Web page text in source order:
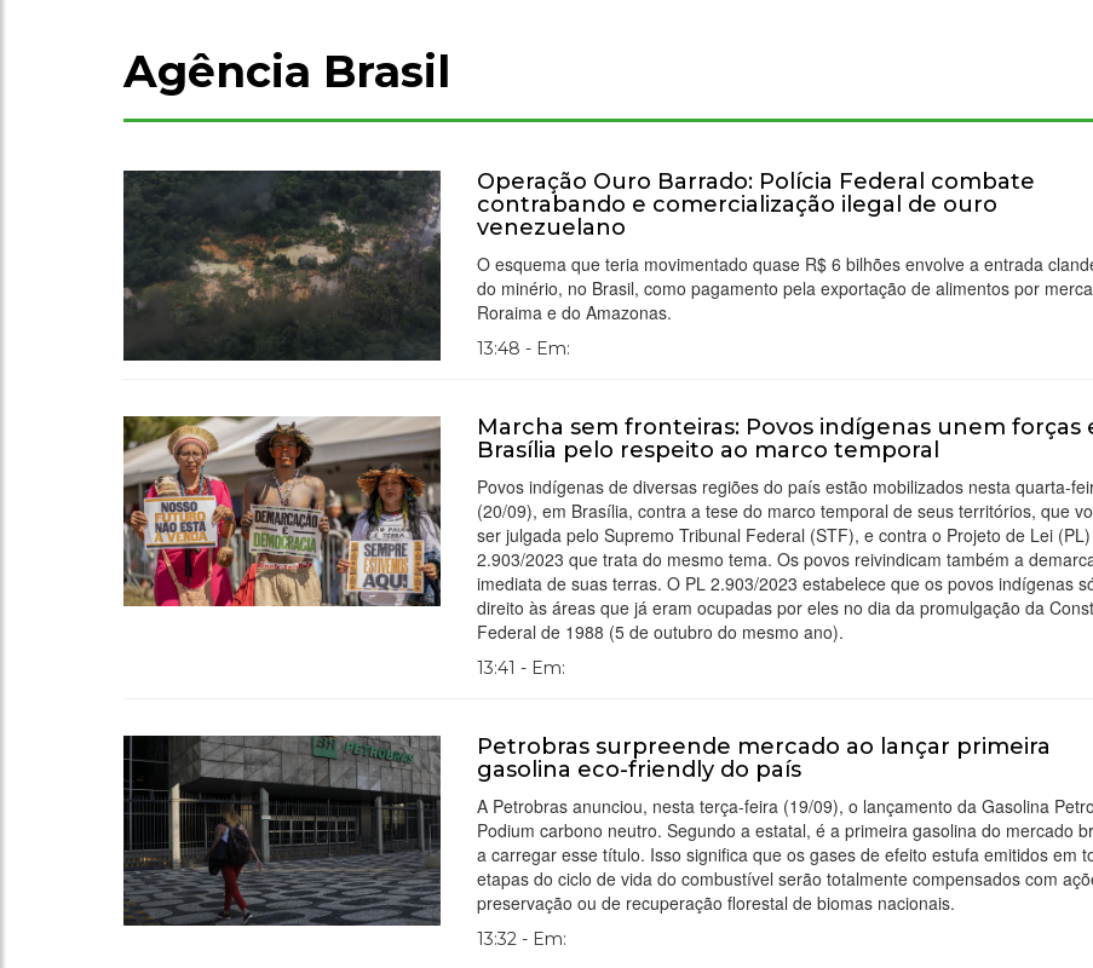
Agência Brasil
Operação Ouro Barrado: Polícia Federal combate
contrabando e comercialização ilegal de ouro
venezuelano
O esquema que teria movimentado quase R$ 6 bilhões envolve a entrada
do minério, no Brasil, como pagamento pela exportação de alimentos por
Roraima e do Amazonas.
13:48 - Em:
Marcha sem fronteiras: Povos indígenas unem forças
Brasília pelo respeito ao marco temporal
Povos indígenas de diversas regiões do país estão mobilizados nesta quarta-
(20/09), em Brasília, contra a tese do marco temporal de seus territórios, que
ser julgada pelo Supremo Tribunal Federal (STF), e contra o Projeto de Lei (PL)
2.903/2023 que trata do mesmo tema. Os povos reivindicam também a
imediata de suas terras. O PL 2.903/2023 estabelece que os povos indígenas
direito às áreas que já eram ocupadas por eles no dia da promulgação da
Federal de 1988 (5 de outubro do mesmo ano).
13:41 - Em:
Petrobras surpreende mercado ao lançar primeira
gasolina eco-friendly do país
A Petrobras anunciou, nesta terça-feira (19/09), o lançamento da Gasolina
Podium carbono neutro. Segundo a estatal, é a primeira gasolina do mercado
a carregar esse título. Isso significa que os gases de efeito estufa emitidos em
etapas do ciclo de vida do combustível serão totalmente compensados com
preservação ou de recuperação florestal de biomas nacionais.
13:32 - Em: